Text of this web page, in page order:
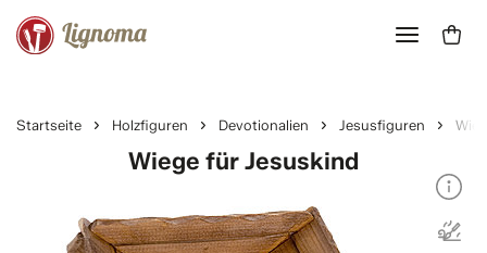
Startseite Holzfiguren Devotionalien Jesusfiguren
Wiege für Jesuskind